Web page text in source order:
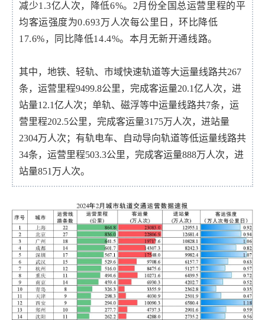
减少1.3亿人次，降低6%。2月份全国总运营里程的平
均客运强度为0.693万人次每公里日，环比降低
17.6%，同比降低14.4%。本月无新开通线路。
其中，地铁、轻轨、市域快速轨道等大运量线路共267
条，运营里程9499.8公里，完成客运量20.1亿人次，进
站量12.1亿人次；单轨、磁浮等中运量线路共7条，运
营里程202.5公里，完成客运量3175万人次，进站量
2304万人次；有轨电车、自动导向轨道等低运量线路共
34条，运营里程503.3公里，完成客运量888万人次，进
站量851万人次。